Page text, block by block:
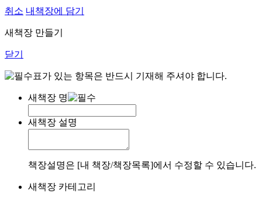
취소 내책장에 담기
새책장 만들기
닫기
표가 있는 항목은 반드시 기재해 주셔야 합니다.
새책장 명
새책장 설명
책장설명은 [내 책장/책장목록]에서 수정할 수 있습니다.
새책장 카테고리